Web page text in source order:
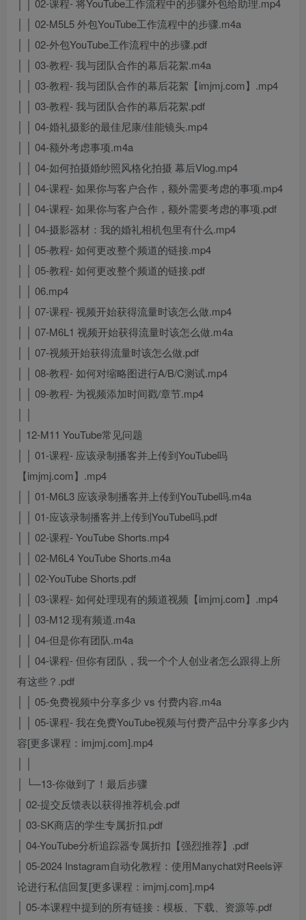
│ │ 02-课程- 将YouTube工作流程中的步骤外包给助理.mp4
│ │ 02-M5L5 外包YouTube工作流程中的步骤.m4a
│ │ 02-外包YouTube工作流程中的步骤.pdf
│ │ 03-教程- 我与团队合作的幕后花絮.m4a
│ │ 03-教程- 我与团队合作的幕后花絮【imjmj.com】.mp4
│ │ 03-教程- 我与团队合作的幕后花絮.pdf
│ │ 04-婚礼摄影的最佳尼康/佳能镜头.mp4
│ │ 04-额外考虑事项.m4a
│ │ 04-如何拍摄婚纱照风格化拍摄 幕后Vlog.mp4
│ │ 04-课程- 如果你与客户合作，额外需要考虑的事项.mp4
│ │ 04-课程- 如果你与客户合作，额外需要考虑的事项.pdf
│ │ 04-摄影器材：我的婚礼相机包里有什么.mp4
│ │ 05-教程- 如何更改整个频道的链接.mp4
│ │ 05-教程- 如何更改整个频道的链接.pdf
│ │ 06.mp4
│ │ 07-课程- 视频开始获得流量时该怎么做.mp4
│ │ 07-M6L1 视频开始获得流量时该怎么做.m4a
│ │ 07-视频开始获得流量时该怎么做.pdf
│ │ 08-教程- 如何对缩略图进行A/B/C测试.mp4
│ │ 09-教程- 为视频添加时间戳/章节.mp4
│ 12-M11 YouTube常见问题
│ │ 01-课程- 应该录制播客并上传到YouTube吗
【imjmj.com】.mp4
│ │ 01-M6L3 应该录制播客并上传到YouTube吗.m4a
│ │ 01-应该录制播客并上传到YouTube吗.pdf
│ │ 02-课程- YouTube Shorts.mp4
│ │ 02-M6L4 YouTube Shorts.m4a
│ │ 02-YouTube Shorts.pdf
│ │ 03-课程- 如何处理现有的频道视频【imjmj.com】.mp4
│ │ 03-M12 现有频道.m4a
│ │ 04-但是你有团队.m4a
│ │ 04-课程- 但你有团队，我一个个人创业者怎么跟得上所
有这些？.pdf
│ │ 05-免费视频中分享多少 vs 付费内容.m4a
│ │ 05-课程- 我在免费YouTube视频与付费产品中分享多少内
容[更多课程：imjmj.com].mp4
│ └─13-你做到了！最后步骤
│ 02-提交反馈表以获得推荐机会.pdf
│ 03-SK商店的学生专属折扣.pdf
│ 04-YouTube分析追踪器专属折扣【强烈推荐】.pdf
│ 05-2024 Instagram自动化教程：使用Manychat对Reels评
论进行私信回复[更多课程：imjmj.com].mp4
│ 05-本课程中提到的所有链接：模板、下载、资源等.pdf